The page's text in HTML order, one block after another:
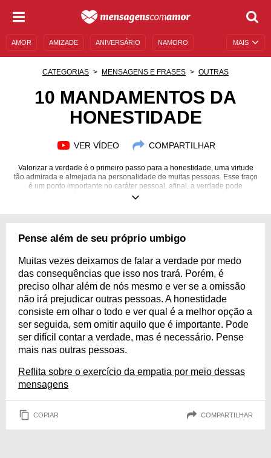
MAIS
AMOR AMIZADE ANIVERSÁRIO NAMORO
MENSAGENS E FRASES MENSAGENS DE ANIVERSÁRIO
CATEGORIAS MENSAGENS E FRASES OUTRAS
10 MANDAMENTOS DA
HONESTIDADE
VER VÍDEO COMPARTILHAR
Valorizar a verdade é o primeiro passo para a honestidade, uma virtude
tão admirada e almejada na personalidade de muitas pessoas. Esse traço
é um ponto importante no caráter pessoal, afinal, a verdade pode
machucar, mas é a única capaz de libertar e deixar tudo às claras. Na
virtude por meio de pequenos hábitos do cotidiano.
Pense além de seu próprio umbigo
Muitas vezes deixamos de falar a verdade por medo
das consequências que isso nos trará. Porém, é
preciso olhar além de nós mesmo e ver se a omissão
não irá prejudicar outras pessoas. A honestidade
consiste em olhar o todo e ver qual é a melhor opção a
ser seguida, sem omitir aquilo que é importante. Pode
ser difícil contar a verdade, mas é necessário. Pense
mais nas outras pessoas.
Reflita sobre o exercício da empatia por meio dessas
mensagens
COPIAR COMPARTILHAR